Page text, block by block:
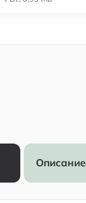
Описание